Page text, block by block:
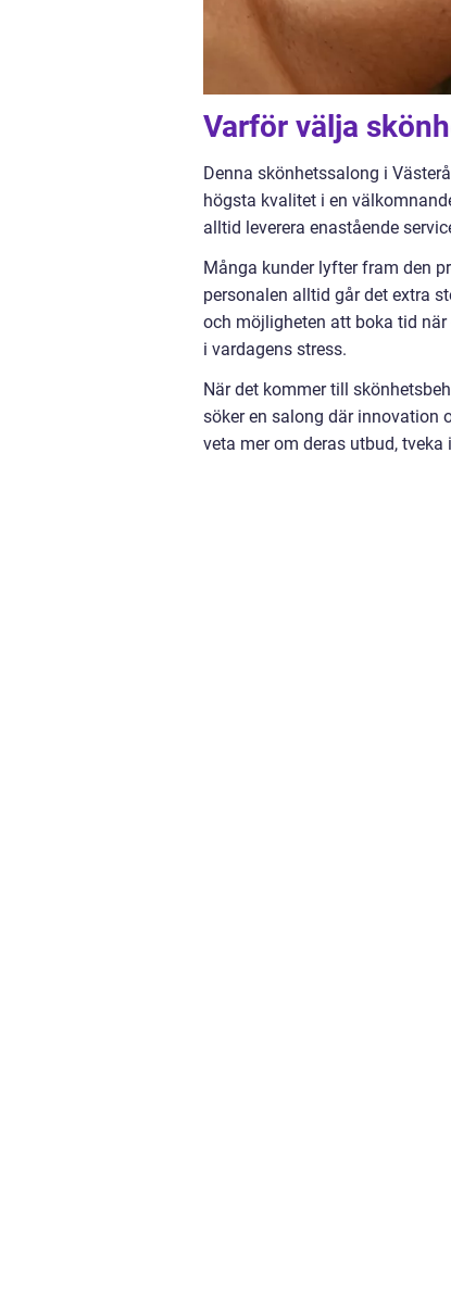
Varför välja
Denna skönhetssalong i
högsta kvalitet i en
alltid leverera enastående
Många kunder lyfter fram den
personalen alltid går det extra
och möjligheten att boka tid
i vardagens stress.
När det kommer till
söker en salong där innovation
veta mer om deras utbud, tveka